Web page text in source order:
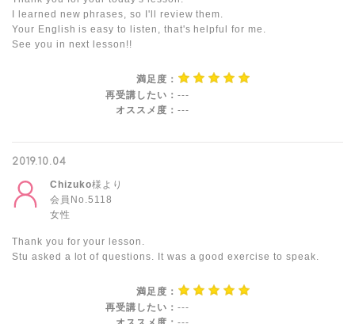
I learned new phrases, so I'll review them.
Your English is easy to listen, that's helpful for me.
See you in next lesson!!
満足度：
再受講したい： ---
オススメ度： ---
2019.10.04
Chizuko様より
会員No.5118
女性
Thank you for your lesson.
Stu asked a lot of questions. It was a good exercise to speak.
満足度：
再受講したい： ---